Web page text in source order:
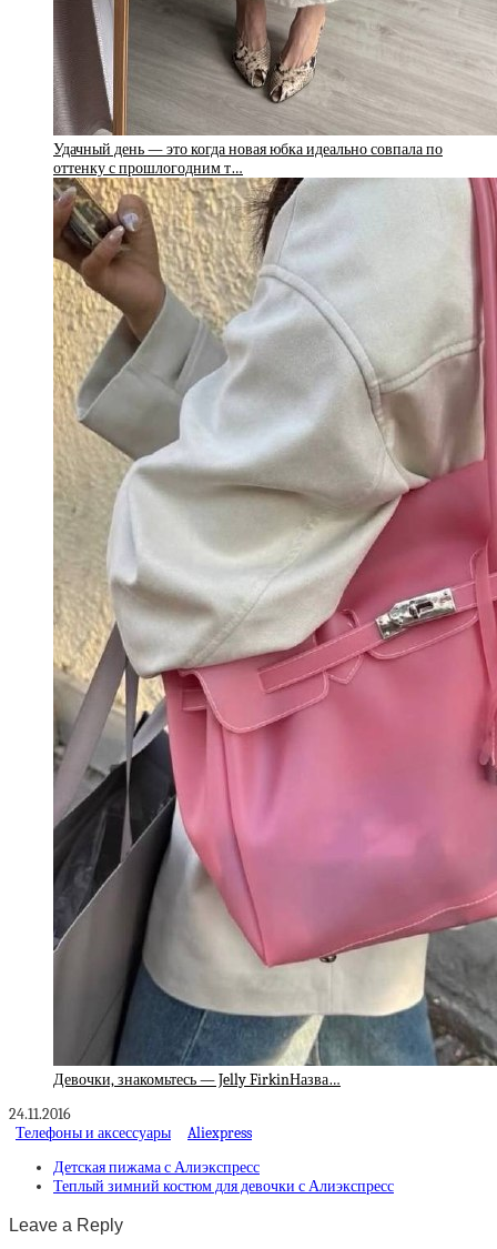
Удачный день — это когда новая юбка идеально совпала по
оттенку с прошлогодним т…
Девочки, знакомьтесь — Jelly FirkinНазва…
24.11.2016
Телефоны и аксессуары
Aliexpress
Детская пижама с Алиэкспресс
Теплый зимний костюм для девочки с Алиэкспресс
Leave a Reply